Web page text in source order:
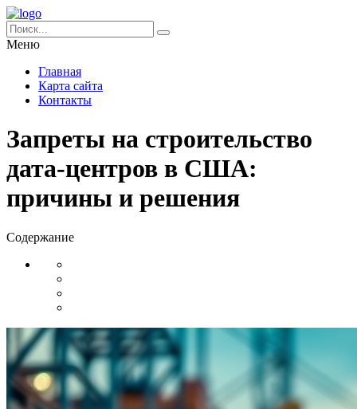
Меню
Главная
Карта сайта
Контакты
Запреты на строительство
дата-центров в США:
причины и решения
Содержание